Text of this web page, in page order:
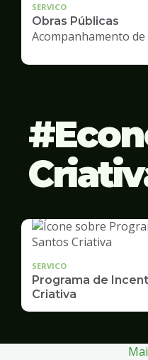
SERVICO
Obras Públicas
Acompanhamento
SERVICO
Programa de
Criativa